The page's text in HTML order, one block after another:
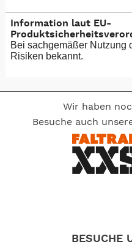
Information laut EU-
Bei sachgemäßer Nutzung
Risiken bekannt.
Wir haben
Besuche auch
BESUCHE